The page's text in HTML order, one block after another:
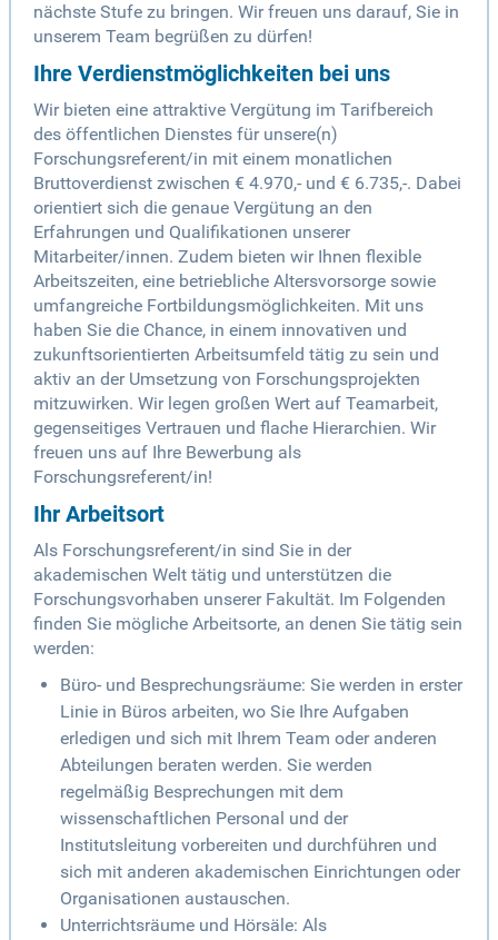
nächste Stufe zu bringen. Wir freuen uns darauf, Sie in
unserem Team begrüßen zu dürfen!
Ihre Verdienstmöglichkeiten bei uns
Wir bieten eine attraktive Vergütung im Tarifbereich
des öffentlichen Dienstes für unsere(n)
Forschungsreferent/in mit einem monatlichen
Bruttoverdienst zwischen € 4.970,- und € 6.735,-. Dabei
orientiert sich die genaue Vergütung an den
Erfahrungen und Qualifikationen unserer
Mitarbeiter/innen. Zudem bieten wir Ihnen flexible
Arbeitszeiten, eine betriebliche Altersvorsorge sowie
umfangreiche Fortbildungsmöglichkeiten. Mit uns
haben Sie die Chance, in einem innovativen und
zukunftsorientierten Arbeitsumfeld tätig zu sein und
aktiv an der Umsetzung von Forschungsprojekten
mitzuwirken. Wir legen großen Wert auf Teamarbeit,
gegenseitiges Vertrauen und flache Hierarchien. Wir
freuen uns auf Ihre Bewerbung als
Forschungsreferent/in!
Ihr Arbeitsort
Als Forschungsreferent/in sind Sie in der
akademischen Welt tätig und unterstützen die
Forschungsvorhaben unserer Fakultät. Im Folgenden
finden Sie mögliche Arbeitsorte, an denen Sie tätig sein
werden:
Büro- und Besprechungsräume: Sie werden in erster
Linie in Büros arbeiten, wo Sie Ihre Aufgaben
erledigen und sich mit Ihrem Team oder anderen
Abteilungen beraten werden. Sie werden
regelmäßig Besprechungen mit dem
wissenschaftlichen Personal und der
Institutsleitung vorbereiten und durchführen und
sich mit anderen akademischen Einrichtungen oder
Organisationen austauschen.
Unterrichtsräume und Hörsäle: Als